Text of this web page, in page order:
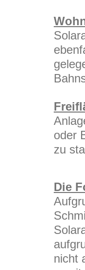
oder
zu
Die
nicht